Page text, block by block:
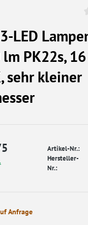
LED
lm PK22s, 16
sehr kleiner
Artikel-Nr.:
Hersteller-
Nr.:
Anfrage